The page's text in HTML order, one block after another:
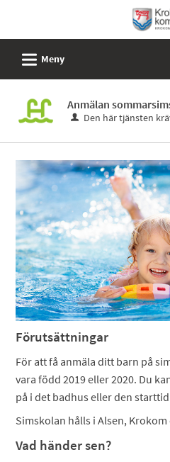
tjänster
Krokoms
kommun
L Meny
Anmälan
Den här tjänsten
Förutsättningar
För att få anmäla ditt barn på
vara född 2019 eller 2020. Du
på i det badhus eller den
Simskolan hålls i Alsen, Krokom
Vad händer sen?